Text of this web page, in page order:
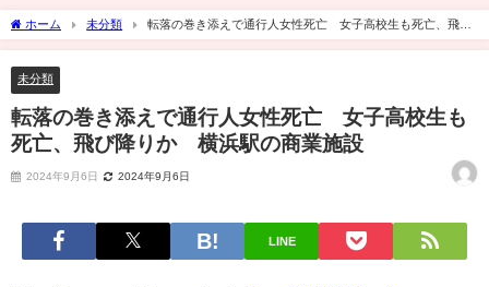
ホーム 未分類
転落の巻き添えで通行人女性死亡 女子高校生も死亡、飛び
降りか 横浜駅の商業施設
未分類
転落の巻き添えで通行人女性死亡 女子高校生も
死亡、飛び降りか 横浜駅の商業施設
2024年9月6日 2024年9月6日
LINE